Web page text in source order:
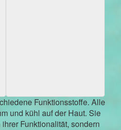
Funktionsstoffe. Alle
und kühl auf der Haut. Sie
Funktionalität, sondern